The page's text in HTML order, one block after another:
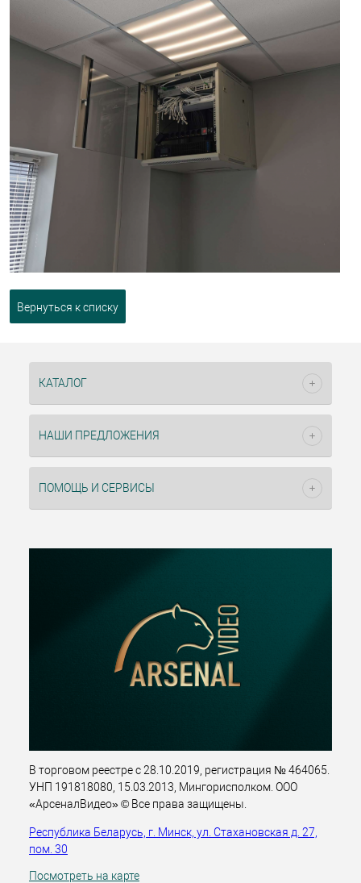
Вернуться к списку
КАТАЛОГ
НАШИ ПРЕДЛОЖЕНИЯ
ПОМОЩЬ И СЕРВИСЫ
В торговом реестре с 28.10.2019, регистрация № 464065.
УНП 191818080, 15.03.2013, Мингорисполком. ООО
«АрсеналВидео» © Все права защищены.
Республика Беларусь, г. Минск, ул. Стахановская д. 27,
пом. 30
Посмотреть на карте